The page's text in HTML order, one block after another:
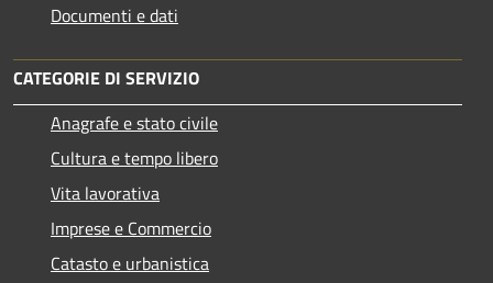
Documenti e dati
CATEGORIE DI SERVIZIO
Anagrafe e stato civile
Cultura e tempo libero
Vita lavorativa
Imprese e Commercio
Catasto e urbanistica